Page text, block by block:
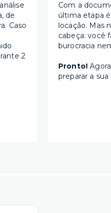
de
Caso
2
Com a
última etapa
locação. Mas
cabeça: você
burocracia
Pronto!
preparar a